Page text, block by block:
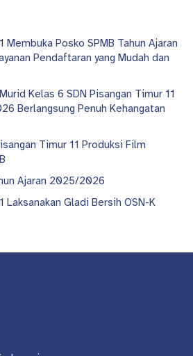
Membuka Posko SPMB Tahun Ajaran
Pendaftaran yang Mudah dan
Kelas 6 SDN Pisangan Timur 11
Berlangsung Penuh Kehangatan
Timur 11 Produksi Film
Ajaran 2025/2026
Laksanakan Gladi Bersih OSN-K